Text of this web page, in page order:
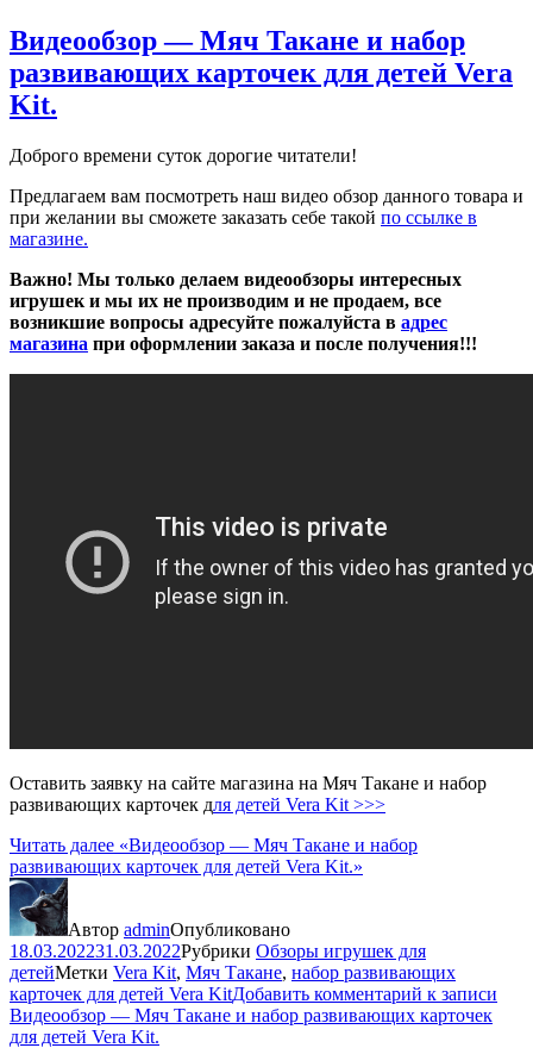
Видеообзор — Мяч Такане и набор
развивающих карточек для детей Vera
Kit.
Доброго времени суток дорогие читатели!
Предлагаем вам посмотреть наш видео обзор данного товара и
при желании вы сможете заказать себе такой по ссылке в
магазине.
Важно! Мы только делаем видеообзоры интересных
игрушек и мы их не производим и не продаем, все
возникшие вопросы адресуйте пожалуйста в адрес
магазина при оформлении заказа и после получения!!!
Оставить заявку на сайте магазина на Мяч Такане и набор
развивающих карточек для детей Vera Kit >>>
Читать далее «Видеообзор — Мяч Такане и набор
развивающих карточек для детей Vera Kit.»
Автор adminОпубликовано
18.03.202231.03.2022Рубрики Обзоры игрушек для
детейМетки Vera Kit, Мяч Такане, набор развивающих
карточек для детей Vera KitДобавить комментарий к записи
Видеообзор — Мяч Такане и набор развивающих карточек
для детей Vera Kit.